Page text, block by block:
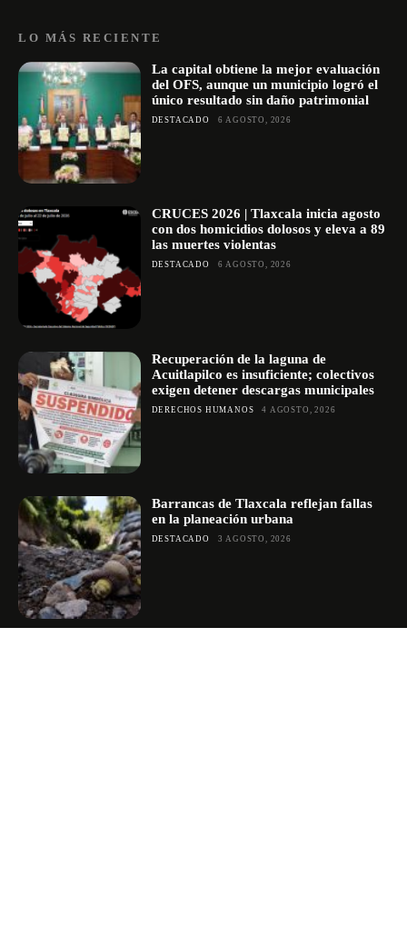
LO MÁS RECIENTE
La capital obtiene la mejor evaluación
del OFS, aunque un municipio logró el
único resultado sin daño patrimonial
DESTACADO 6 AGOSTO, 2026
CRUCES 2026 | Tlaxcala inicia agosto
con dos homicidios dolosos y eleva a 89
las muertes violentas
DESTACADO 6 AGOSTO, 2026
Recuperación de la laguna de
Acuitlapilco es insuficiente; colectivos
exigen detener descargas municipales
DERECHOS HUMANOS 4 AGOSTO, 2026
Barrancas de Tlaxcala reflejan fallas
en la planeación urbana
DESTACADO 3 AGOSTO, 2026